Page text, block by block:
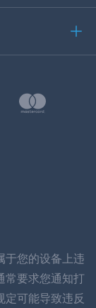
于您的设备上违
常要求您通知打
定可能导致违反